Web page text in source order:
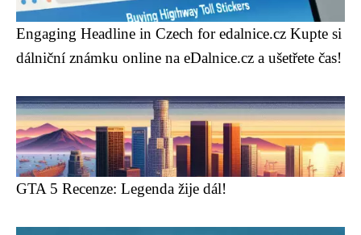
Engaging Headline in Czech for edalnice.cz Kupte si
dálniční známku online na eDalnice.cz a ušetřete čas!
GTA 5 Recenze: Legenda žije dál!